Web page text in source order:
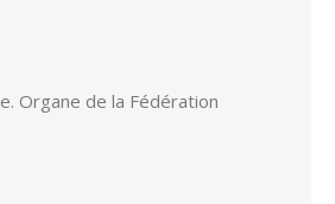
Organe de la Fédération